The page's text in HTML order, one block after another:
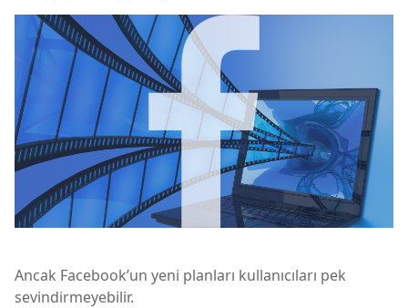
Ancak Facebook’un yeni planları kullanıcıları pek
sevindirmeyebilir.